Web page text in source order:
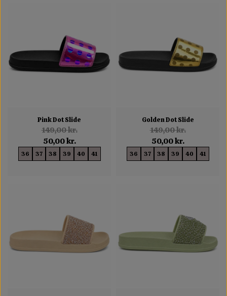
Pink Dot Slide
149,00 kr.
50,00 kr.
36 37 38 39 40 41
Golden Dot Slide
149,00 kr.
50,00 kr.
36 37 38 39 40 41